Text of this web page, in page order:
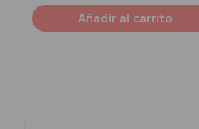
Añadir al carrito